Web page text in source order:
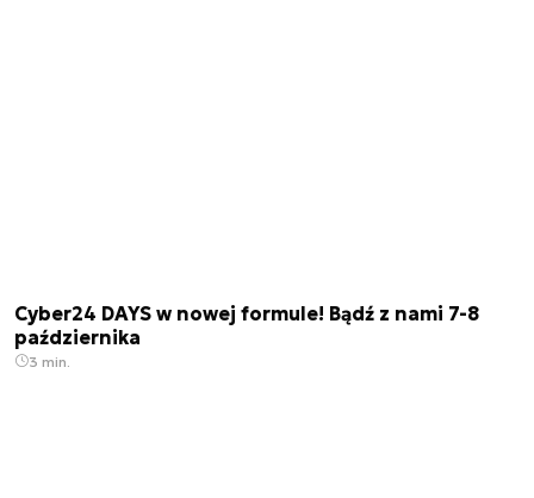
Cyber24 DAYS w nowej formule! Bądź z nami 7-8
października
3 min.